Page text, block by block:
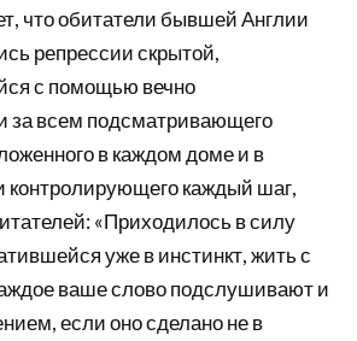
что обитатели бывшей Англии
репрессии скрытой,
с помощью вечно
за всем подсматривающего
в каждом доме и в
контролирующего каждый шаг,
«Приходилось в силу
уже в инстинкт, жить с
ваше слово подслушивают и
если оно сделано не в